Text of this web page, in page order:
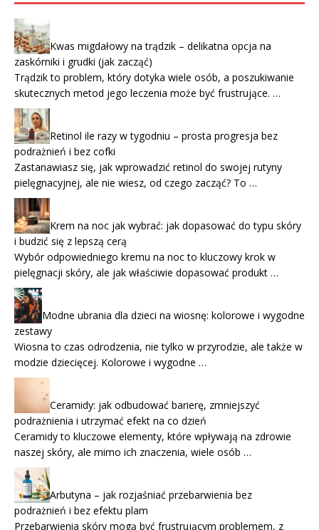
Kwas migdałowy na trądzik – delikatna opcja na
zaskórniki i grudki (jak zacząć)
Trądzik to problem, który dotyka wiele osób, a poszukiwanie
skutecznych metod jego leczenia może być frustrujące. …
Retinol ile razy w tygodniu – prosta progresja bez
podrażnień i bez cofki
Zastanawiasz się, jak wprowadzić retinol do swojej rutyny
pielęgnacyjnej, ale nie wiesz, od czego zacząć? To …
Krem na noc jak wybrać: jak dopasować do typu skóry
i budzić się z lepszą cerą
Wybór odpowiedniego kremu na noc to kluczowy krok w
pielęgnacji skóry, ale jak właściwie dopasować produkt …
Modne ubrania dla dzieci na wiosnę: kolorowe i wygodne
zestawy
Wiosna to czas odrodzenia, nie tylko w przyrodzie, ale także w
modzie dziecięcej. Kolorowe i wygodne …
Ceramidy: jak odbudować barierę, zmniejszyć
podrażnienia i utrzymać efekt na co dzień
Ceramidy to kluczowe elementy, które wpływają na zdrowie
naszej skóry, ale mimo ich znaczenia, wiele osób …
Arbutyna – jak rozjaśniać przebarwienia bez
podrażnień i bez efektu plam
Przebarwienia skóry mogą być frustrującym problemem, z